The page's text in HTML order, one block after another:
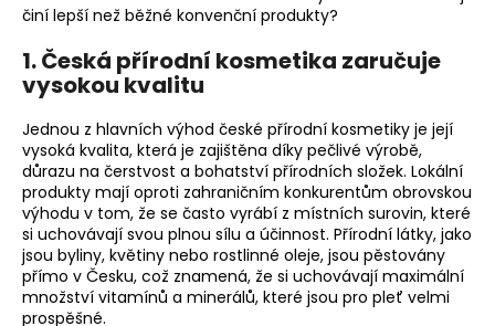
činí lepší než běžné konvenční produkty?
1. Česká přírodní kosmetika zaručuje
vysokou kvalitu
Jednou z hlavních výhod české přírodní kosmetiky je její
vysoká kvalita, která je zajištěna díky pečlivé výrobě,
důrazu na čerstvost a bohatství přírodních složek. Lokální
produkty mají oproti zahraničním konkurentům obrovskou
výhodu v tom, že se často vyrábí z místních surovin, které
si uchovávají svou plnou sílu a účinnost. Přírodní látky, jako
jsou byliny, květiny nebo rostlinné oleje, jsou pěstovány
přímo v Česku, což znamená, že si uchovávají maximální
množství vitamínů a minerálů, které jsou pro pleť velmi
prospěšné.
a
í
t
?
HLEDAT